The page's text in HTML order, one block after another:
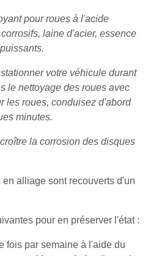
pour roues à l'acide
laine d'acier, essence
votre véhicule durant
le nettoyage des roues avec
les roues, conduisez d'abord
minutes.
la corrosion des disques
alliage sont recouverts d'un
pour en préserver l'état :
fois par semaine à l'aide du